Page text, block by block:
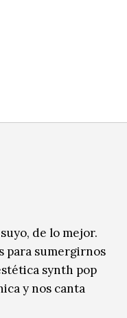
de lo mejor.
para sumergirnos
synth pop
y nos canta